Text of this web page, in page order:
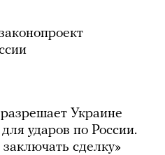
Украине
ударов по России.
сделку»